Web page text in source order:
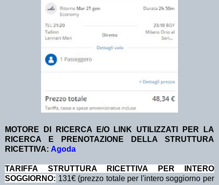
MOTORE DI RICERCA E/O LINK UTILIZZATI PER LA
RICERCA E PRENOTAZIONE DELLA STRUTTURA
RICETTIVA: Agoda
TA RIFFA STRUTTURA RICETTIVA PER INTERO
SOGGIORNO: 131€ (prezzo totale per l'intero soggiorno per